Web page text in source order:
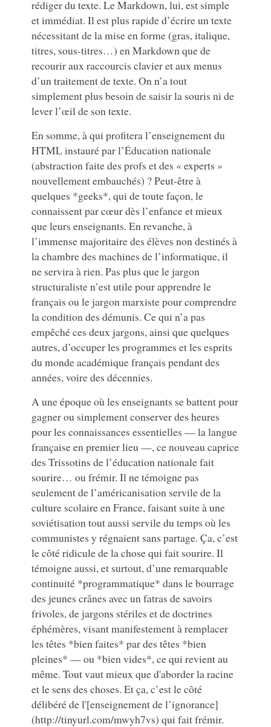
rédiger du texte. Le Markdown, lui, est simple
et immédiat. Il est plus rapide d’écrire un texte
nécessitant de la mise en forme (gras, italique,
titres, sous-titres…) en Markdown que de
recourir aux raccourcis clavier et aux menus
d’un traitement de texte. On n’a tout
simplement plus besoin de saisir la souris ni de
lever l’œil de son texte.
En somme, à qui profitera l’enseignement du
HTML instauré par l’Éducation nationale
(abstraction faite des profs et des « experts »
nouvellement embauchés) ? Peut-être à
quelques *geeks*, qui de toute façon, le
connaissent par cœur dès l’enfance et mieux
que leurs enseignants. En revanche, à
l’immense majoritaire des élèves non destinés à
la chambre des machines de l’informatique, il
ne servira à rien. Pas plus que le jargon
structuraliste n’est utile pour apprendre le
français ou le jargon marxiste pour comprendre
la condition des démunis. Ce qui n’a pas
empêché ces deux jargons, ainsi que quelques
autres, d’occuper les programmes et les esprits
du monde académique français pendant des
années, voire des décennies.
A une époque où les enseignants se battent pour
gagner ou simplement conserver des heures
pour les connaissances essentielles — la langue
française en premier lieu —, ce nouveau caprice
des Trissotins de l’éducation nationale fait
sourire… ou frémir. Il ne témoigne pas
seulement de l’américanisation servile de la
culture scolaire en France, faisant suite à une
soviétisation tout aussi servile du temps où les
communistes y régnaient sans partage. Ça, c’est
le côté ridicule de la chose qui fait sourire. Il
témoigne aussi, et surtout, d’une remarquable
continuité *programmatique* dans le bourrage
des jeunes crânes avec un fatras de savoirs
frivoles, de jargons stériles et de doctrines
éphémères, visant manifestement à remplacer
les têtes *bien faites* par des têtes *bien
pleines* — ou *bien vides*, ce qui revient au
même. Tout vaut mieux que d'aborder la racine
et le sens des choses. Et ça, c’est le côté
délibéré de l'[enseignement de l’ignorance]
(http://tinyurl.com/mwyh7vs) qui fait frémir.